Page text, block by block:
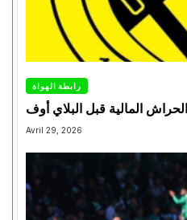
رابطة الهواة
المالية قبل البلاي أوف
Avril 29, 2026